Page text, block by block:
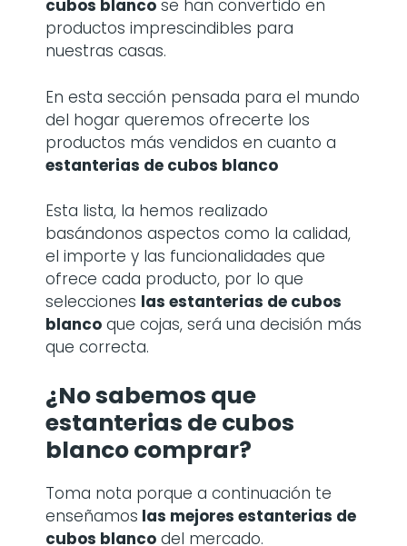
cubos blanco se han convertido en
productos imprescindibles para
nuestras casas.
En esta sección pensada para el mundo
del hogar queremos ofrecerte los
productos más vendidos en cuanto a
estanterias de cubos blanco
Esta lista, la hemos realizado
basándonos aspectos como la calidad,
el importe y las funcionalidades que
ofrece cada producto, por lo que
selecciones las estanterias de cubos
blanco que cojas, será una decisión más
que correcta.
¿No sabemos que
estanterias de cubos
blanco comprar?
Toma nota porque a continuación te
enseñamos las mejores estanterias de
cubos blanco del mercado.